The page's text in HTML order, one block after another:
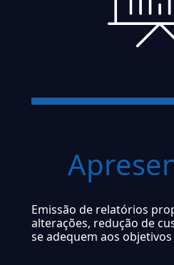
Emissão de relatórios
alterações, redução de
se adequem aos